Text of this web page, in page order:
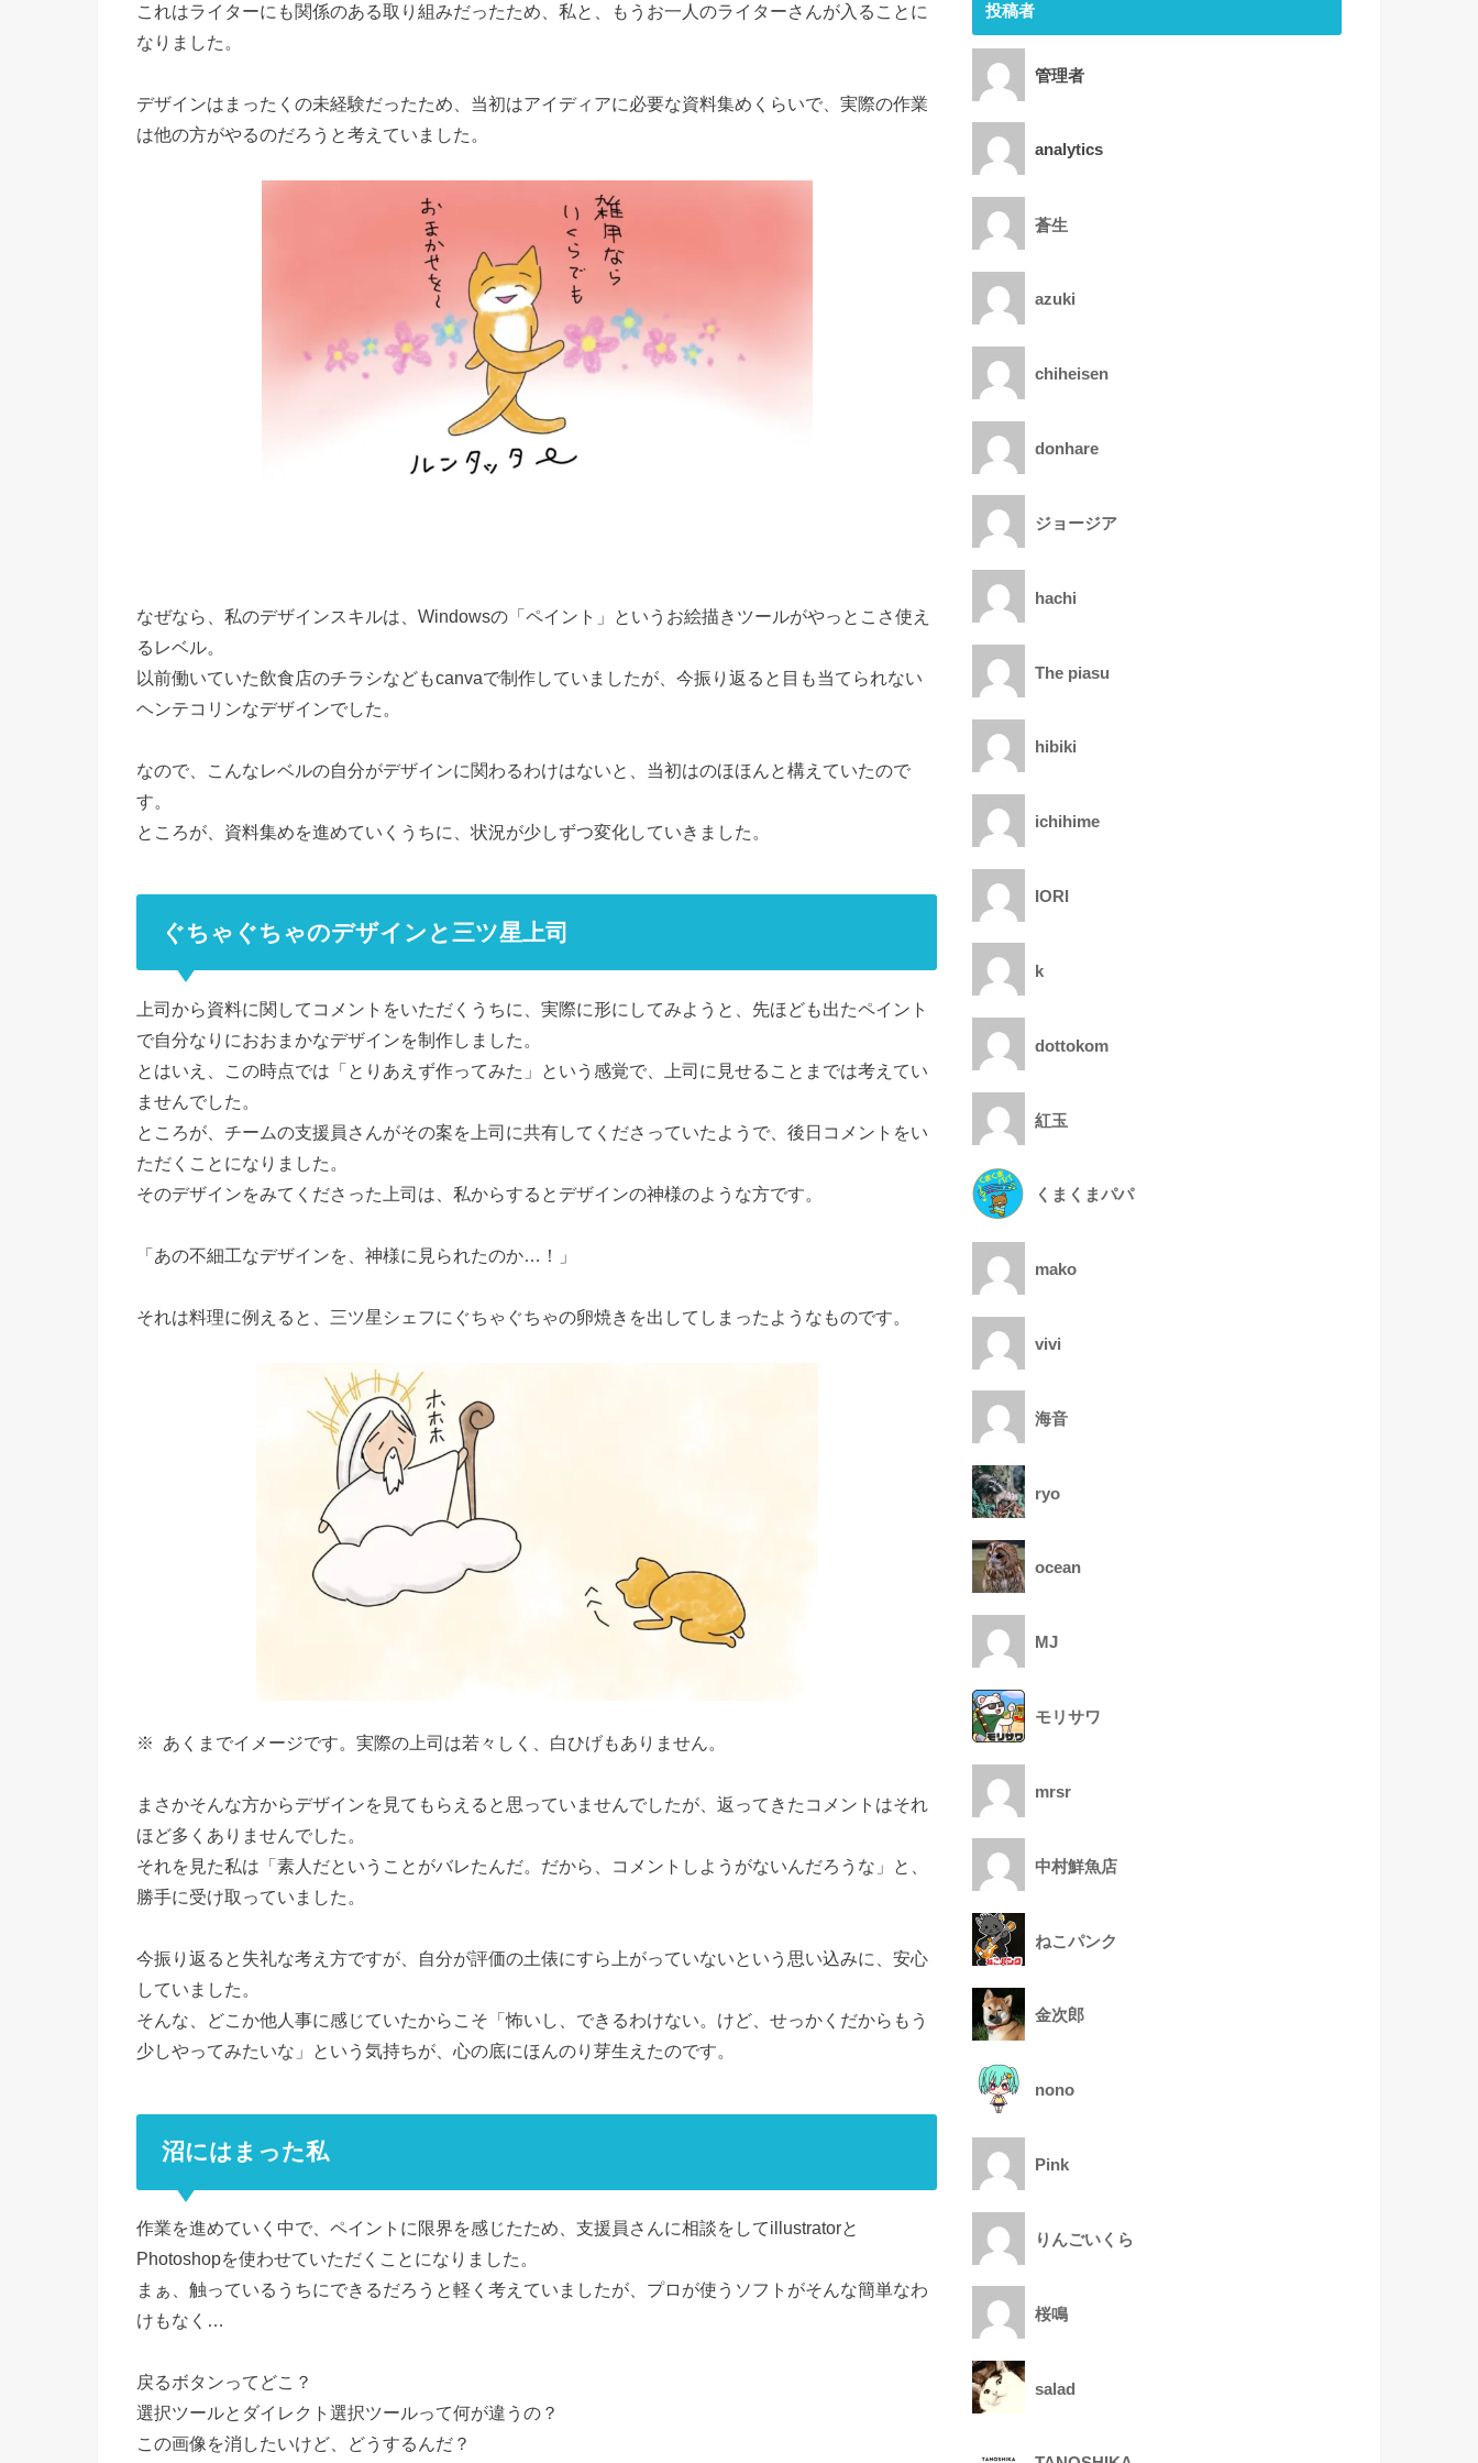
これはライターにも関係のある取り組みだったため、私と、もうお一人のライターさんが入ることに
なりました。
デザインはまったくの未経験だったため、当初はアイディアに必要な資料集めくらいで、実際の作業
は他の方がやるのだろうと考えていました。
なぜなら、私のデザインスキルは、Windowsの「ペイント」というお絵描きツールがやっとこさ使え
るレベル。
以前働いていた飲食店のチラシなどもcanvaで制作していましたが、今振り返ると目も当てられない
ヘンテコリンなデザインでした。
なので、こんなレベルの自分がデザインに関わるわけはないと、当初はのほほんと構えていたので
す。
ところが、資料集めを進めていくうちに、状況が少しずつ変化していきました。
ぐちゃぐちゃのデザインと三ツ星上司
上司から資料に関してコメントをいただくうちに、実際に形にしてみようと、先ほども出たペイント
で自分なりにおおまかなデザインを制作しました。
とはいえ、この時点では「とりあえず作ってみた」という感覚で、上司に見せることまでは考えてい
ませんでした。
ところが、チームの支援員さんがその案を上司に共有してくださっていたようで、後日コメントをい
ただくことになりました。
そのデザインをみてくださった上司は、私からするとデザインの神様のような方です。
「あの不細工なデザインを、神様に見られたのか…！」
それは料理に例えると、三ツ星シェフにぐちゃぐちゃの卵焼きを出してしまったようなものです。
※ あくまでイメージです。実際の上司は若々しく、白ひげもありません。
まさかそんな方からデザインを見てもらえると思っていませんでしたが、返ってきたコメントはそれ
ほど多くありませんでした。
それを見た私は「素人だということがバレたんだ。だから、コメントしようがないんだろうな」と、
勝手に受け取っていました。
今振り返ると失礼な考え方ですが、自分が評価の土俵にすら上がっていないという思い込みに、安心
していました。
そんな、どこか他人事に感じていたからこそ「怖いし、できるわけない。けど、せっかくだからもう
少しやってみたいな」という気持ちが、心の底にほんのり芽生えたのです。
沼にはまった私
作業を進めていく中で、ペイントに限界を感じたため、支援員さんに相談をしてillustratorと
Photoshopを使わせていただくことになりました。
まぁ、触っているうちにできるだろうと軽く考えていましたが、プロが使うソフトがそんな簡単なわ
けもなく…
戻るボタンってどこ？
選択ツールとダイレクト選択ツールって何が違うの？
この画像を消したいけど、どうするんだ？
投稿者
管理者
analytics
蒼生
azuki
chiheisen
donhare
ジョージア
hachi
The piasu
hibiki
ichihime
IORI
k
dottokom
紅玉
くまくまパパ
mako
vivi
海音
ryo
ocean
MJ
モリサワ
mrsr
中村鮮魚店
ねこパンク
金次郎
nono
Pink
りんごいくら
桜鳴
salad